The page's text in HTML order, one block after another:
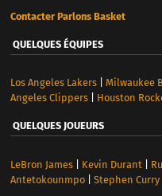
Contacter Parlons Basket
QUELQUES ÉQUIPES
Los Angeles Lakers| Milwaukee
Angeles Clippers| Houston
QUELQUES JOUEURS
LeBron James| Kevin Durant
Antetokounmpo| Stephen Curry|